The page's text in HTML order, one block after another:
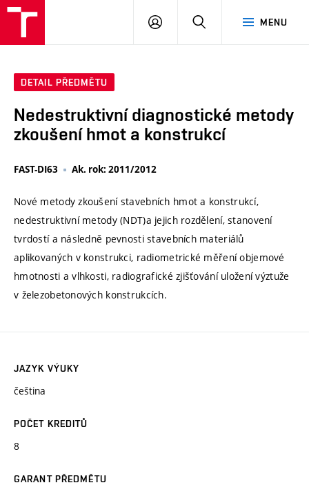
MENU
PŘIHLÁSIT
DETAIL PŘEDMĚTU
Nedestruktivní diagnostické metody
zkoušení hmot a konstrukcí
FAST-DI63 Ak. rok: 2011/2012
Nové metody zkoušení stavebních hmot a konstrukcí,
nedestruktivní metody (NDT)a jejich rozdělení, stanovení
tvrdostí a následně pevnosti stavebních materiálů
aplikovaných v konstrukci, radiometrické měření objemové
hmotnosti a vlhkosti, radiografické zjišťování uložení výztuže
v železobetonových konstrukcích.
JAZYK VÝUKY
čeština
POČET KREDITŮ
8
GARANT PŘEDMĚTU